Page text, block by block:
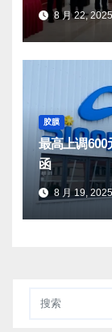
8 月 22, 2025
胶膜
最高上调600
函
8 月 19, 2025